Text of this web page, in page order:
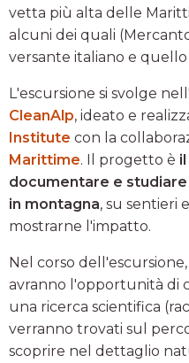
vetta più alta delle
alcuni dei quali
versante italiano e
L'escursione si svolge
CleanAlp, ideato e
Institute con la
Marittime. Il progetto è
documentare e
in montagna, su sentieri
mostrarne l'impatto.
Nel corso
avranno l'opportunità di
una ricerca scientifica
verranno trovati sul
scoprire nel dettaglio